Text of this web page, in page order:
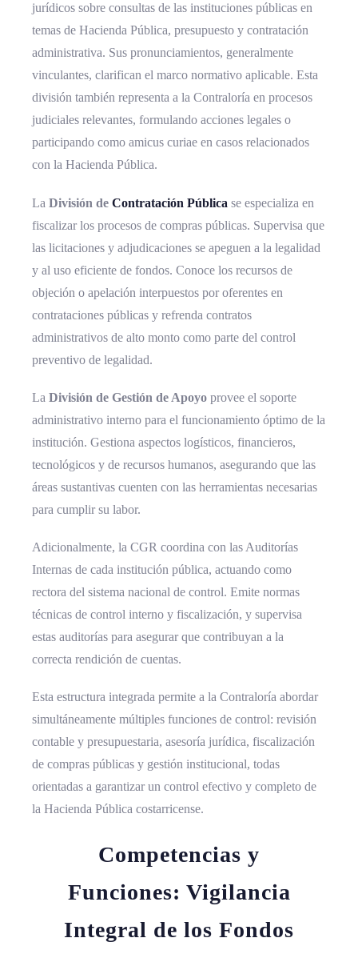
jurídicos sobre consultas de las instituciones públicas en
temas de Hacienda Pública, presupuesto y contratación
administrativa. Sus pronunciamientos, generalmente
vinculantes, clarifican el marco normativo aplicable. Esta
división también representa a la Contraloría en procesos
judiciales relevantes, formulando acciones legales o
participando como amicus curiae en casos relacionados
con la Hacienda Pública.
La División de Contratación Pública se especializa en
fiscalizar los procesos de compras públicas. Supervisa que
las licitaciones y adjudicaciones se apeguen a la legalidad
y al uso eficiente de fondos. Conoce los recursos de
objeción o apelación interpuestos por oferentes en
contrataciones públicas y refrenda contratos
administrativos de alto monto como parte del control
preventivo de legalidad.
La División de Gestión de Apoyo provee el soporte
administrativo interno para el funcionamiento óptimo de la
institución. Gestiona aspectos logísticos, financieros,
tecnológicos y de recursos humanos, asegurando que las
áreas sustantivas cuenten con las herramientas necesarias
para cumplir su labor.
Adicionalmente, la CGR coordina con las Auditorías
Internas de cada institución pública, actuando como
rectora del sistema nacional de control. Emite normas
técnicas de control interno y fiscalización, y supervisa
estas auditorías para asegurar que contribuyan a la
correcta rendición de cuentas.
Esta estructura integrada permite a la Contraloría abordar
simultáneamente múltiples funciones de control: revisión
contable y presupuestaria, asesoría jurídica, fiscalización
de compras públicas y gestión institucional, todas
orientadas a garantizar un control efectivo y completo de
la Hacienda Pública costarricense.
Competencias y
Funciones: Vigilancia
Integral de los Fondos